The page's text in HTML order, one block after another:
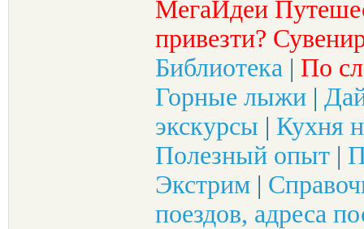
МегаИдеи
привезти?
Библиотека | По
Горные лыжи |
экскурсы | Кухня
Полезный опыт |
Экстрим |
поездов, адреса